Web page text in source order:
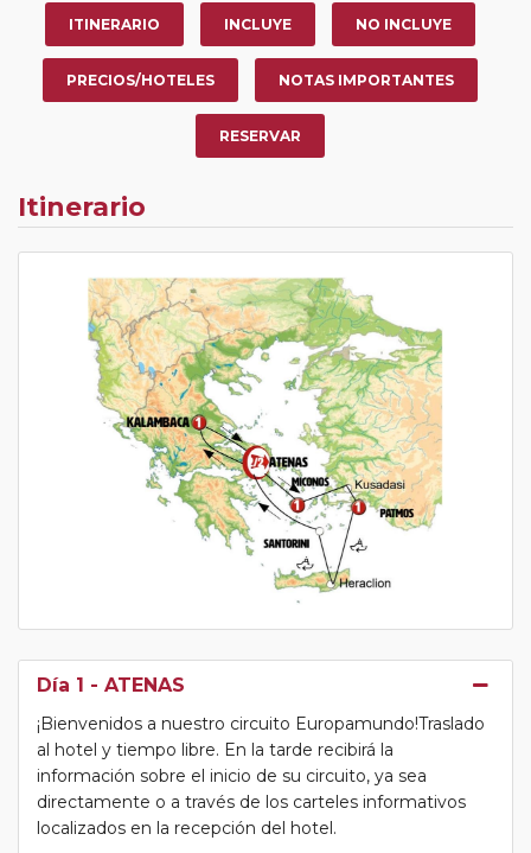
ITINERARIO INCLUYE NO INCLUYE
PRECIOS/HOTELES NOTAS IMPORTANTES
RESERVAR
Itinerario
Día 1 - ATENAS
¡Bienvenidos a nuestro circuito Europamundo!Traslado
al hotel y tiempo libre. En la tarde recibirá la
información sobre el inicio de su circuito, ya sea
directamente o a través de los carteles informativos
localizados en la recepción del hotel.